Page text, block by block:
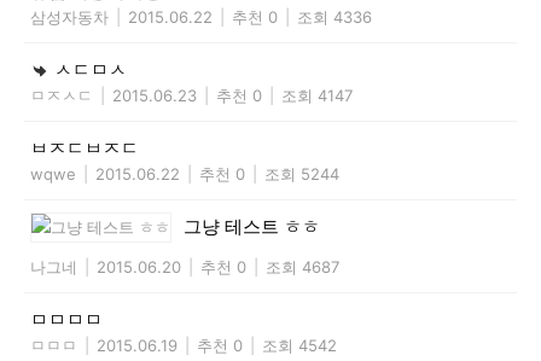
삼성자동차 2015.06.22 추천 0 조회 4336
ㅅㄷㅁㅅ
ㅁㅈㅅㄷ 2015.06.23 추천 0 조회 4147
ㅂㅈㄷㅂㅈㄷ
wqwe 2015.06.22 추천 0 조회 5244
그냥 테스트 ㅎㅎ
나그네 2015.06.20 추천 0 조회 4687
ㅁㅁㅁㅁ
ㅁㅁㅁ 2015.06.19 추천 0 조회 4542